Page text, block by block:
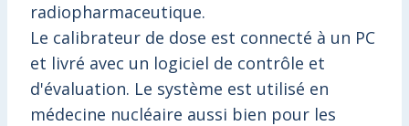
radiopharmaceutique.
Le calibrateur de dose est connecté à un PC
et livré avec un logiciel de contrôle et
d'évaluation. Le système est utilisé en
médecine nucléaire aussi bien pour les